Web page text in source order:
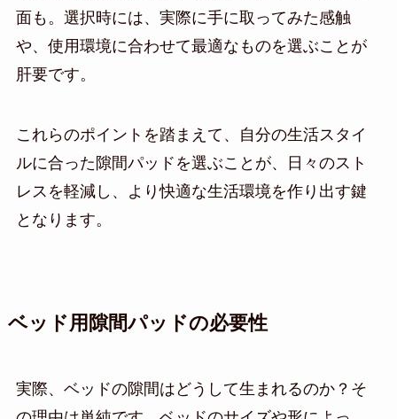
面も。選択時には、実際に手に取ってみた感触
や、使用環境に合わせて最適なものを選ぶことが
肝要です。
これらのポイントを踏まえて、自分の生活スタイ
ルに合った隙間パッドを選ぶことが、日々のスト
レスを軽減し、より快適な生活環境を作り出す鍵
となります。
ベッド用隙間パッドの必要性
実際、ベッドの隙間はどうして生まれるのか？そ